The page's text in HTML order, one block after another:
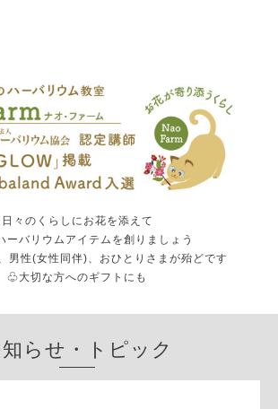
日々のくらしにお花を添えて
ーバリウムアイテムを創りましょう
男性(女性同伴)、おひとりさまが殆どです
♧大切な方へのギフトにも
らせ・トピック